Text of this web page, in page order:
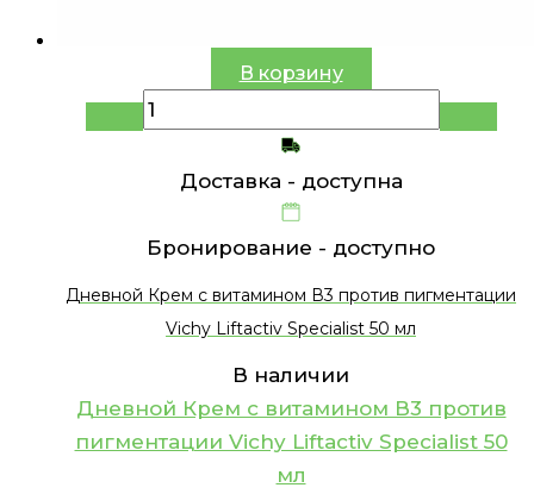
В корзину
Доставка - доступна
Бронирование - доступно
Дневной Крем с витамином В3 против пигментации
Vichy Liftactiv Specialist 50 мл
В наличии
Дневной Крем с витамином В3 против
пигментации Vichy Liftactiv Specialist 50
мл